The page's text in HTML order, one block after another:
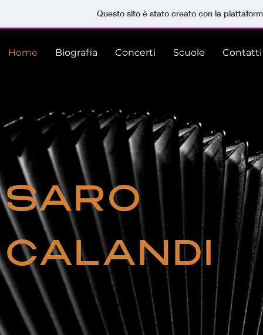
Questo sito è stato creato con la
Home Biografia Concerti Scuole Contatti
SARO
CALANDI